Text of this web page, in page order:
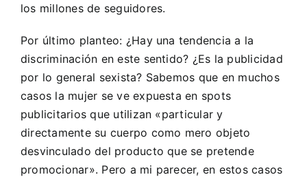
los millones de seguidores.
Por último planteo: ¿Hay una tendencia a la
discriminación en este sentido? ¿Es la publicidad
por lo general sexista? Sabemos que en muchos
casos la mujer se ve expuesta en spots
publicitarios que utilizan «particular y
directamente su cuerpo como mero objeto
desvinculado del producto que se pretende
promocionar». Pero a mi parecer, en estos casos